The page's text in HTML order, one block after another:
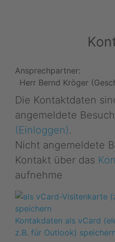
Ansprechpartner:
Herr Bernd Kröger
Die Kontaktdaten
angemeldete
(Einloggen).
Nicht angemeldete
Kontakt über das
aufnehme
Kontakdaten als vCard
z.B. für Outlook) speichern